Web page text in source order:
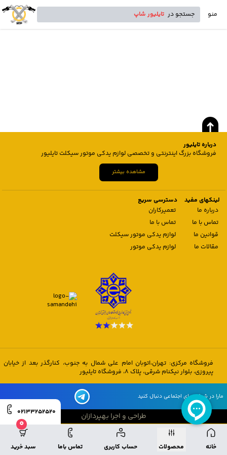
منو جستجو در تایلیور شاپ
خانه محصولات حساب کاربری تماس باما
0
سبد خرید
02133252520
درباره تایلیور
فروشگاه بزرگ اینترنتی و تخصصی لوازم یدکی موتور سیکلت تایلیور
مشاهده بیشتر
لینکهای مفید
درباره ما
تماس با ما
قوانین ما
مقالات ما
دسترسی سریع
تعمیرکاران
تماس با ما
لوازم یدکی موتور سیکلت
لوازم یدکی موتور
فروشگاه مرکزی: تهران،اتوبان امام علی شمال به جنوب، کنارگذر بعد از خیابان
پیروزی، بلوار نیکنام شرقی، پلاک 8، فروشگاه تایلیور
مارا در شبکه های اجتماعی دنبال کنید
طراحی و اجرا بهپردازان
طراحی و اجرا بهپردازان